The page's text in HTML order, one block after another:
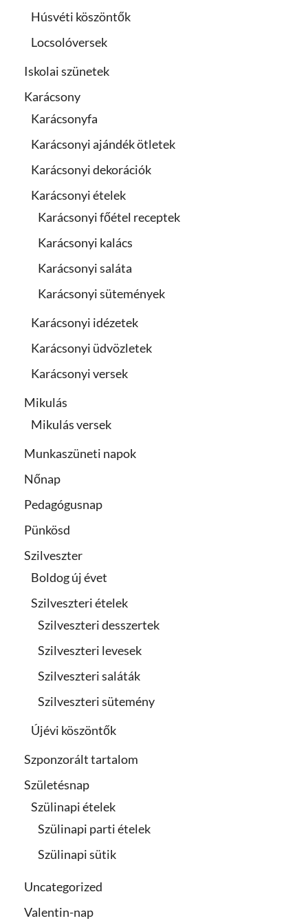
Húsvéti köszöntők
Locsolóversek
Iskolai szünetek
Karácsony
Karácsonyfa
Karácsonyi ajándék ötletek
Karácsonyi dekorációk
Karácsonyi ételek
Karácsonyi főétel receptek
Karácsonyi kalács
Karácsonyi saláta
Karácsonyi sütemények
Karácsonyi idézetek
Karácsonyi üdvözletek
Karácsonyi versek
Mikulás
Mikulás versek
Munkaszüneti napok
Nőnap
Pedagógusnap
Pünkösd
Szilveszter
Boldog új évet
Szilveszteri ételek
Szilveszteri desszertek
Szilveszteri levesek
Szilveszteri saláták
Szilveszteri sütemény
Újévi köszöntők
Szponzorált tartalom
Születésnap
Szülinapi ételek
Szülinapi parti ételek
Szülinapi sütik
Uncategorized
Valentin-nap